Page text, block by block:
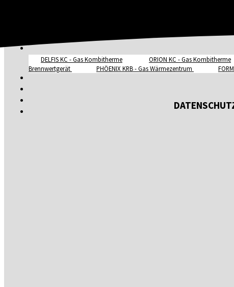
DELFIS KC - Gas Kombitherme
ORION KC - Gas Kombitherme
Brennwertgerät
PHÖENIX KRB - Gas Wärmezentrum